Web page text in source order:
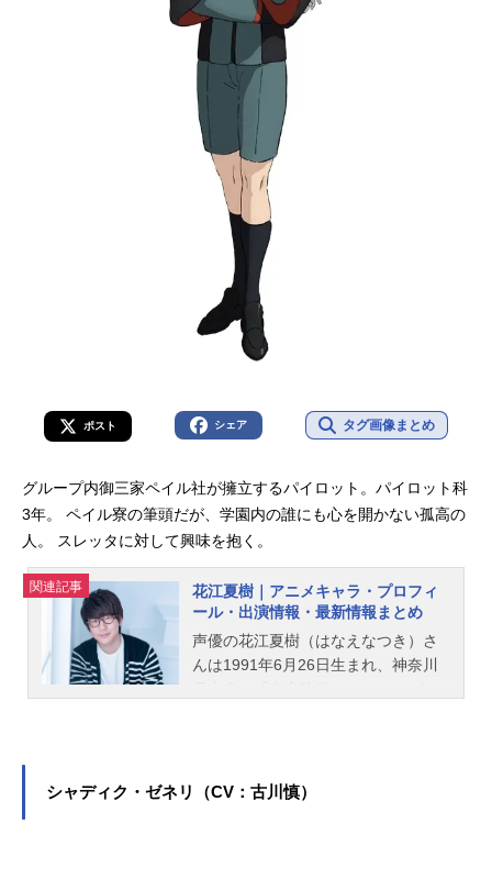
の魔女#G_Witchpic.twitter.com/s8Ar
R49LgY—機動戦士ガンダム水星の魔
女(@G_Witch_M)October16,2022グ
エルの生活ホルダー時...
のような位置づけのキャラクターか
と思われたのですが、みるみる内に
その人気は急上昇。回を重ねるごと
に株が上がり続け、今や屈指の人気
キャラクターとなっています。今回
は、そんなグエルの活躍を振り返り
つつ、その魅力に迫っていきます！
なお、本記事は第６話までのネタバ
レを含む内容となっているので、未
視聴の方はご注意ください。第一...
ポスト シェア タグ画像まとめ
グループ内御三家ペイル社が擁立するパイロット。パイロット科
3年。 ペイル寮の筆頭だが、学園内の誰にも心を開かない孤高の
人。 スレッタに対して興味を抱く。
関連記事
花江夏樹｜アニメキャラ・プロフィ
ール・出演情報・最新情報まとめ
声優の花江夏樹（はなえなつき）さ
んは1991年6月26日生まれ、神奈川
す。こちらでは、花江夏樹さんのオ
シャディク・ゼネリ（CV：古川慎）